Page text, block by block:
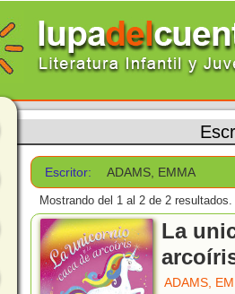
Escritor: ADAMS, EMMA
Mostrando del 1 al 2 de 2 resultados.
La
ADAMS,